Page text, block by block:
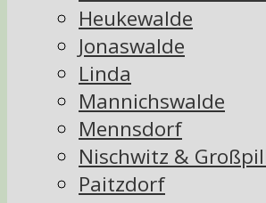
Heukewalde
Jonaswalde
Linda
Mannichswalde
Mennsdorf
Nischwitz &
Paitzdorf